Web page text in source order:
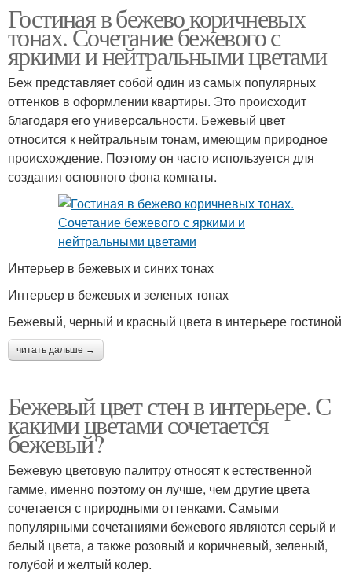
Гостиная в бежево коричневых
тонах. Сочетание бежевого с
яркими и нейтральными цветами
Беж представляет собой один из самых популярных
оттенков в оформлении квартиры. Это происходит
благодаря его универсальности. Бежевый цвет
относится к нейтральным тонам, имеющим природное
происхождение. Поэтому он часто используется для
создания основного фона комнаты.
Интерьер в бежевых и синих тонах
Интерьер в бежевых и зеленых тонах
Бежевый, черный и красный цвета в интерьере гостиной
читать дальше →
Бежевый цвет стен в интерьере. С
какими цветами сочетается
бежевый?
Бежевую цветовую палитру относят к естественной
гамме, именно поэтому он лучше, чем другие цвета
сочетается с природными оттенками. Самыми
популярными сочетаниями бежевого являются серый и
белый цвета, а также розовый и коричневый, зеленый,
голубой и желтый колер.